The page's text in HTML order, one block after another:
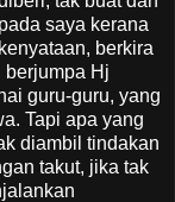
saya kerana
berkira
berjumpa Hj
guru-guru, yang
Tapi apa yang
diambil tindakan
takut, jika tak